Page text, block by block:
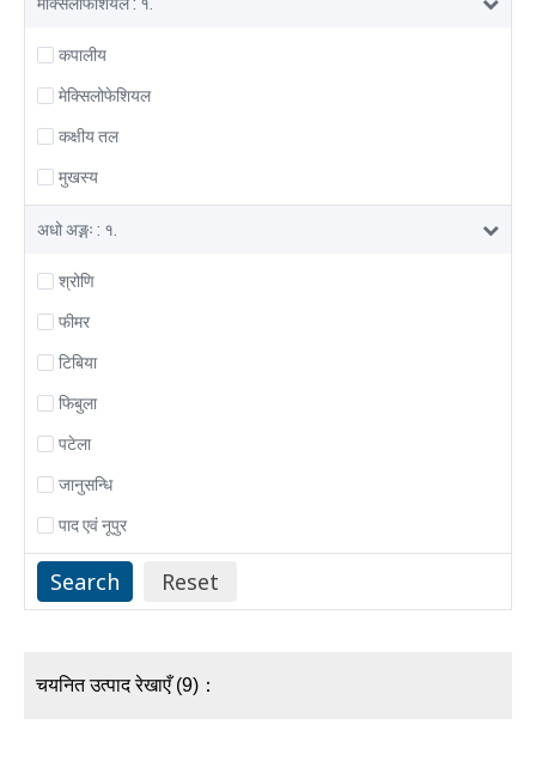
कपालीय
मेक्सिलोफेशियल
कक्षीय तल
मुखस्य
अधो अङ्गः : १.
श्रोणि
फीमर
टिबिया
फिबुला
पटेला
जानुसन्धि
पाद एवं नूपुर
चयनित उत्पाद रेखाएँ (9)：